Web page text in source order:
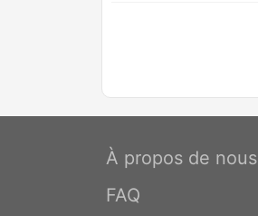
À propos de nous
FAQ